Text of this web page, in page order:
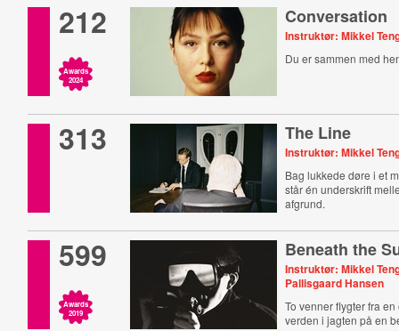
212
Awards
2024
Conversation
Instruktør: Mikkel
Du er sammen med
313 The Line
Instruktør: Mikkel
Bag lukkede døre i et
står én underskrift
afgrund.
599
Awards
2019
Beneath the
Instruktør: Mikkel
Pallisgaard Hansen
To venner flygter fra
verden i jagten på en